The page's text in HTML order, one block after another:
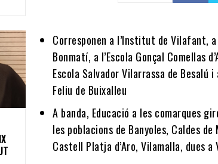
Corresponen a l’Institut de Vilafant,
Bonmatí, a l’Escola Gonçal Comellas
Escola Salvador Vilarrassa de Besalú
Feliu de Buixalleu
A banda, Educació a les comarques
les poblacions de Banyoles, Caldes
Castell Platja d’Aro, Vilamalla, dues a